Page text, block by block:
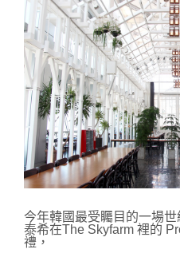
今年韓國最受矚目的一場
泰希在The Skyfarm 裡的
禮，